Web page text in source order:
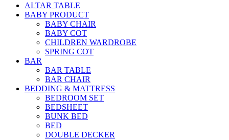
ALTAR TABLE
BABY PRODUCT
BABY CHAIR
BABY COT
CHILDREN WARDROBE
SPRING COT
BAR
BAR TABLE
BAR CHAIR
BEDDING & MATTRESS
BEDROOM SET
BEDSHEET
BUNK BED
BED
DOUBLE DECKER